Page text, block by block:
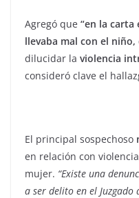
Agregó que “en la carta
llevaba mal con el
dilucidar la violencia
consideró clave el
El principal sospechoso
en relación con
mujer. “Existe una
a ser delito en el Juzgado